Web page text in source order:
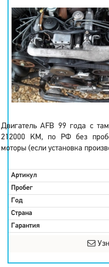
Двигатель AFB 99 года с
212000 KM, по РФ без
моторы (если установка
Артикул
Пробег
Год
Страна
Гарантия